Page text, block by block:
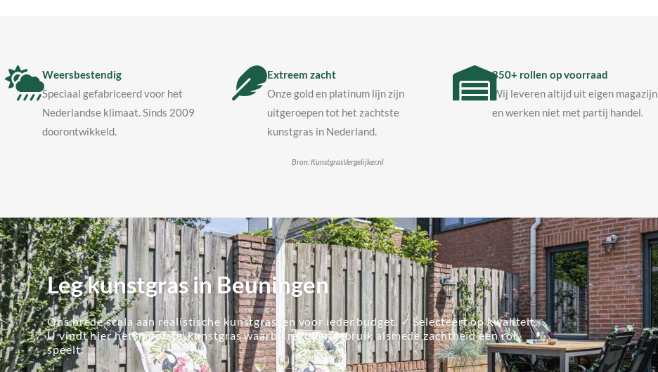
Weersbestendig
Speciaal gefabriceerd voor het
Nederlandse klimaat. Sinds 2009
doorontwikkeld.
Extreem zacht
Onze gold en platinum lijn zijn
uitgeroepen tot het zachtste
kunstgras in Nederland.
Bron: KunstgrasVergelijker.nl
850+ rollen op voorraad
Wij leveren altijd uit eigen magazijn
en werken niet met partij handel.
Leg kunstgras in Beuningen
Ons brede scala aan realistische kunstgrassen voor ieder budget. ✓ Selecteert op kwaliteit.
U vindt hier het 'mooiste' kunstgras waarbij regulier gebruik alsmede zachtheid een rol
speelt.